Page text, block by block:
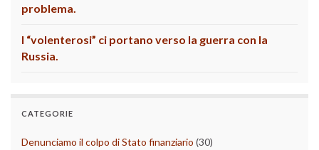
problema.
I “volenterosi” ci portano verso la guerra con la
Russia.
CATEGORIE
Denunciamo il colpo di Stato finanziario (30)